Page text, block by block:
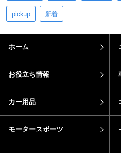
pickup 新着
ホーム
お役立ち情報
カー用品
モータースポーツ